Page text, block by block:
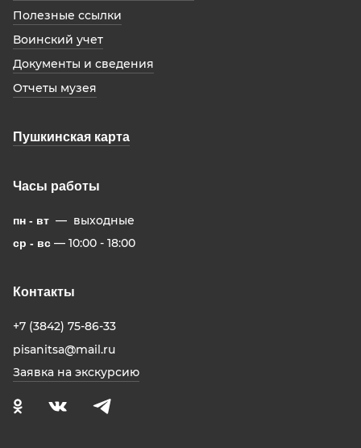
Полезные ссылки
Воинский учет
Документы и сведения
Отчеты музея
Пушкинская карта
Часы работы
пн - вт — выходные
ср - вс — 10:00 - 18:00
Контакты
+7 (3842) 75-86-33
pisanitsa@mail.ru
Заявка на экскурсию